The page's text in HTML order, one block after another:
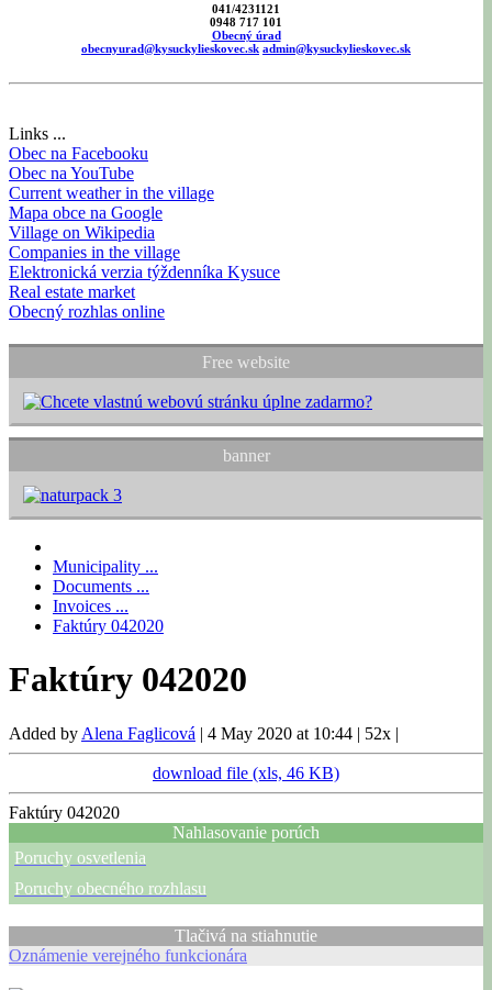
041/4231121
0948 717 101
Obecný úrad
obecnyurad@kysuckylieskovec.sk admin@kysuckylieskovec.sk
Links ...
Obec na Facebooku
Obec na YouTube
Current weather in the village
Mapa obce na Google
Village on Wikipedia
Companies in the village
Elektronická verzia týždenníka Kysuce
Real estate market
Obecný rozhlas online
Free website
banner
Municipality ...
Documents ...
Invoices ...
Faktúry 042020
Faktúry 042020
Added by Alena Faglicová | 4 May 2020 at 10:44 | 52x |
download file (xls, 46 KB)
Faktúry 042020
Nahlasovanie porúch
Poruchy osvetlenia
Poruchy obecného rozhlasu
Tlačivá na stiahnutie
Oznámenie verejného funkcionára